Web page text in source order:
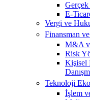
E-
Vergi ve
Finansman ve
M&A
Risk
Kişisel
Teknoloji
İşlem